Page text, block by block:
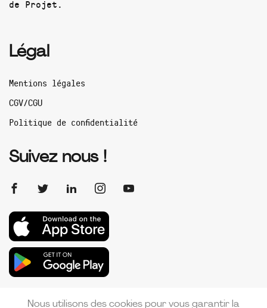
de Projet.
Légal
Mentions légales
CGV/CGU
Politique de confidentialité
Suivez nous !
Nous utilisons des cookies pour vous garantir la